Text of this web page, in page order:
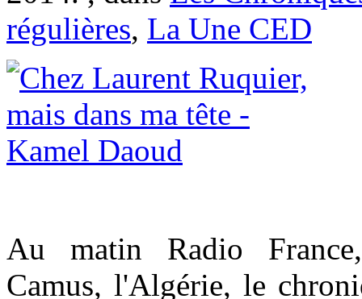
régulières, La Une CED
Au matin Radio
Camus, l'Algérie, le